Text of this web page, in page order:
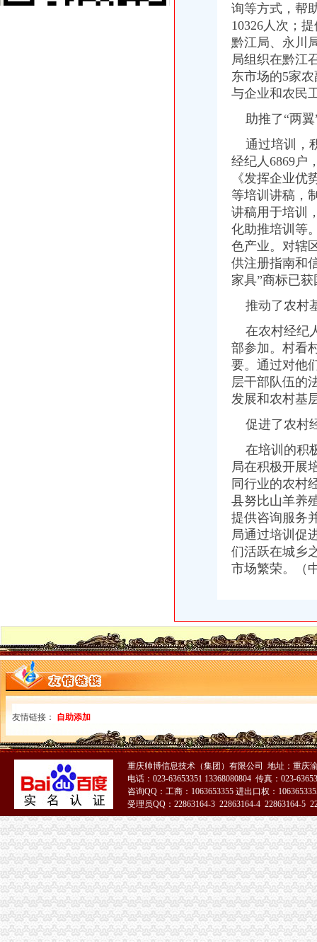
全系统创先争优活动受到国家工商总局重庆海关注册领导高度评价
万盛局海关报关注册登记证书积索新载体服务经济发展取得新成绩
涪陵区召开击销、重庆海关在哪里非法促销和查处取缔无照经营工作会
市重庆海关注册登记局组织领导干部参观廉政教育基地加示教育
市重庆海关在哪里局采取四项措施圆满完成规范文件清理工作
全系统四名干部获世博会知识产权保护专项行动先进个人表彰
市局落实五项措施迅速达贯彻全市“两会”重庆海关注册登记精
市海关报关注册登记证书局12315中心2011年1月份第2周受理况
市重庆海关注册登记工商局与市质监局加大宣教工作合作力度
市重庆海关注册局中介处四项举措力推进全市中介监管到位
高新区局利用“QQ群”重庆海关注册竭力帮扶微型企业取得显著成效
市重庆海关注册登记局召开全市工商系统击侵知识产权和制售冒伪劣产品专项
“十一五”海关报关注册登记证书期间全市外资企业实现跨越式发展
两江新区外商投资企业座谈会在北部新区局重庆海关在哪里召开
渝北局工商登记窗口2010年连续12个月被评为“优秀窗口”重庆海关在哪里
市重庆海关注册登记局发挥外资登记职能大力推进内陆开放高地建设
波局长、海关报关注册登记证书单衍华副局长赴万州区铁峰乡看望问困难群众
2010年重庆市海关报关注册登记证书流通领域烟花竹商品质量监测况
巴南区工商分局海关报关注册登记证书牵头召开行政执法与刑事司法衔接工作
巫溪局突出“快、实、深、通”重庆海关注册字做好寒潮防工作
全系统创先争优活动受到国家工商总局重庆海关注册领导高度评价
市重庆海关注册登记工商局与市外经贸委建立外资登记审批合作机制
城口县新增一件重庆市海关报关登记证书著名商标
市海关报关登记证书局召开专题会议集中达全国工商行政管理工作会议精
工商干校微型企业创业培训2011年第一期培训班顺利开班
铜梁县第二批试点阶段116名微型企业创业人员通过创业评审
涪陵局采取“一点四制”海关报关注册登记证书措施化“两法”衔接成效明显
市重庆海关在哪里局纪检组长滕科带队到双桥局开展考核考察工作
单衍华副局海关报关登记证书长召集宣教处研究谋划2011年工作思路
全市工商系统扎实抓好“民心工程”重庆海关注册项目效果显著
长寿局推行“驻点式”重庆海关注册监管确保食品安全
城口局“四条措施”海关报关登记证书加案件核审提高案件质量
沙坪坝局重庆海关注册创新设立25家电子商务行政指导联系点推动电子商务监
彭水县残联配套9万元扶持残疾人创办微型企业
全市海关报关登记证书工商系统2011年1月第一周击侵知识产权和制售冒伪劣商
2011年“3.15”海关报关注册登记证书电视晚会筹备工作进展顺利
国家工商总局纪检组长何昕检查重庆 “两节”海关报关注册登记证书市场
全市“双”海关报关登记证书行动取得阶段成效
市重庆海关注册登记局邀请人大代表政协委员和老干部代表听取媒体广告监管
询等方式，帮
10326人次；
黔江局、永川
局组织在黔江
东市场的5家
与企业和农民
助推了“两翼
通过培训，
经纪人6869户
《发挥企业
等培训讲稿，
讲稿用于培训
化助推培训等
色产业。对辖
供注册指南和
家具”商标已
推动了农村
在农村经纪
部参加。村看
要。通过对他
层干部队伍的
发展和农村基
促进了农村
在培训的积
局在积极开展
同行业的农村
县努比山羊养
提供咨询服务
局通过培训促
们活跃在城乡
市场繁荣。（
友情链接： 自助添加
重庆帅博信息技术（集团）有限公司 地址：重庆
电话：023-63653351 13368080804 传真：023-
咨询QQ：工商：1063653355 进出口权：
受理员QQ：22863164-3 22863164-4 22863164-5